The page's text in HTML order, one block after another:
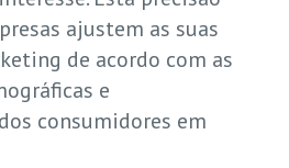
ajustem as suas
de acordo com as
e
consumidores em